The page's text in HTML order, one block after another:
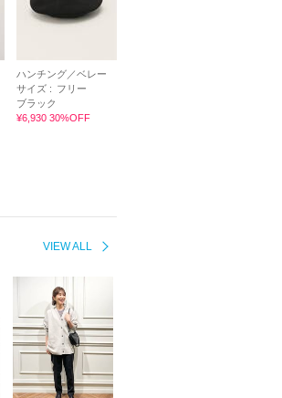
ハンチング／ベレー
サイズ : フリー
ブラック
¥6,930 30%OFF
VIEW ALL